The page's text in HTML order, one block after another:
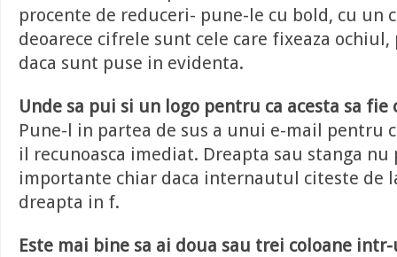
procente de reduceri- pune-le cu bold, cu un
deoarece cifrele sunt cele care fixeaza
daca sunt puse in evidenta.
Unde sa pui si un logo pentru ca acesta sa fie
Pune-l in partea de sus a unui e-mail pentru
il recunoasca imediat. Dreapta sau stanga nu
importante chiar daca internautul citeste de
dreapta in f.
Este mai bine sa ai doua sau trei coloane